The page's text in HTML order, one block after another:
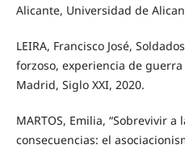
Alicante, Universidad de
LEIRA, Francisco José,
forzoso, experiencia de
Madrid, Siglo XXI, 2020.
MARTOS, Emilia, “Sobrevivir a
consecuencias: el